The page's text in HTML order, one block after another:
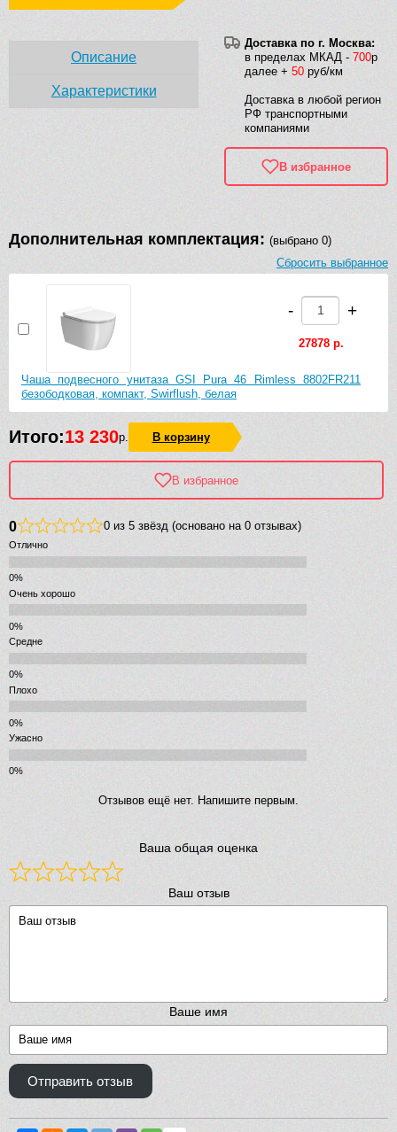
Доставка по г. Москва:
в пределах МКАД - 700р
далее + 50 руб/км
Доставка в любой регион
РФ транспортными
компаниями
В избранное
Описание
Характеристики
Дополнительная комплектация: (выбрано 0)
Сбросить выбранное
Чаша подвесного унитаза GSI Pura 46 Rimless 8802FR211
безободковая, компакт, Swirflush, белая
- +
27878 р.
Итого:13 230р. В корзину
В избранное
0 0 из 5 звёзд (основано на 0 отзывах)
Отлично
Очень хорошо
Средне
Плохо
Ужасно
Отзывов ещё нет. Напишите первым.
Ваша общая оценка
Ваш отзыв
Ваше имя
Отправить отзыв